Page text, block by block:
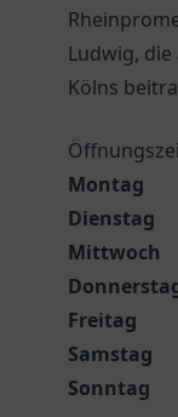
Ludwig,
Kölns
Montag
Dienstag
Mittwoch
Freitag
Samstag
Sonntag